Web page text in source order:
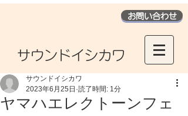
お問い合わせ
​サウンドイシカワ
ヤマハエレクトーンフェ
サウンドイシカワ
2023年6月25日 読了時間: 1分